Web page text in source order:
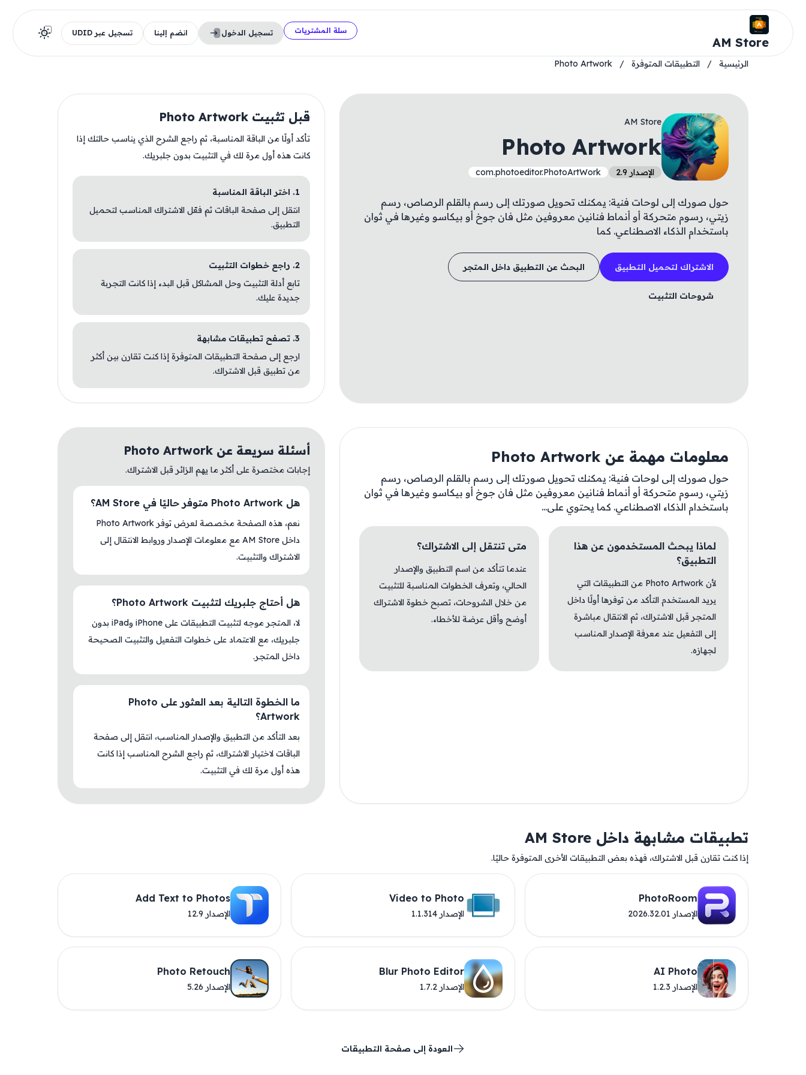
AM Store
سلة المشتريات تسجيل الدخول انضم إلينا تسجيل عبر UDID
الرئيسية / التطبيقات المتوفرة /
Photo Artwork
AM Store
Photo Artwork
الإصدار 2.9 com.photoeditor.PhotoArtWork
حول صورك إلى لوحات فنية: يمكنك تحويل صورتك إلى رسم بالقلم الرصاص، رسم
زيتي، رسوم متحركة أو أنماط فنانين معروفين مثل فان جوخ أو بيكاسو وغيرها في ثوان
باستخدام الذكاء الاصطناعي. كما
الاشتراك لتحميل التطبيق البحث عن التطبيق داخل المتجر
شروحات التثبيت
قبل تثبيت Photo Artwork
تأكد أولًا من الباقة المناسبة، ثم راجع الشرح الذي يناسب حالتك إذا
كانت هذه أول مرة لك في التثبيت بدون جلبريك.
1. اختر الباقة المناسبة
انتقل إلى صفحة الباقات ثم فعّل الاشتراك المناسب لتحميل
التطبيق.
2. راجع خطوات التثبيت
تابع أدلة التثبيت وحل المشاكل قبل البدء إذا كانت التجربة
جديدة عليك.
3. تصفح تطبيقات مشابهة
ارجع إلى صفحة التطبيقات المتوفرة إذا كنت تقارن بين أكثر
من تطبيق قبل الاشتراك.
معلومات مهمة عن Photo Artwork
حول صورك إلى لوحات فنية: يمكنك تحويل صورتك إلى رسم بالقلم الرصاص، رسم
زيتي، رسوم متحركة أو أنماط فنانين معروفين مثل فان جوخ أو بيكاسو وغيرها في ثوان
باستخدام الذكاء الاصطناعي. كما يحتوي على...
لماذا يبحث المستخدمون عن هذا
التطبيق؟
لأن Photo Artwork من التطبيقات التي
يريد المستخدم التأكد من توفرها أولًا داخل
المتجر قبل الاشتراك، ثم الانتقال مباشرة
إلى التفعيل عند معرفة الإصدار المناسب
لجهازه.
متى تنتقل إلى الاشتراك؟
عندما تتأكد من اسم التطبيق والإصدار
الحالي، وتعرف الخطوات المناسبة للتثبيت
من خلال الشروحات، تصبح خطوة الاشتراك
أوضح وأقل عرضة للأخطاء.
أسئلة سريعة عن Photo Artwork
إجابات مختصرة على أكثر ما يهم الزائر قبل الاشتراك.
هل Photo Artwork متوفر حاليًا في AM Store؟
نعم، هذه الصفحة مخصصة لعرض توفر Photo Artwork
داخل AM Store مع معلومات الإصدار وروابط الانتقال إلى
الاشتراك والتثبيت.
هل أحتاج جلبريك لتثبيت Photo Artwork؟
لا، المتجر موجه لتثبيت التطبيقات على iPhone وiPad بدون
جلبريك، مع الاعتماد على خطوات التفعيل والتثبيت الصحيحة
داخل المتجر.
ما الخطوة التالية بعد العثور على Photo
Artwork؟
بعد التأكد من التطبيق والإصدار المناسب، انتقل إلى صفحة
الباقات لاختيار الاشتراك، ثم راجع الشرح المناسب إذا كانت
هذه أول مرة لك في التثبيت.
تطبيقات مشابهة داخل AM Store
إذا كنت تقارن قبل الاشتراك، فهذه بعض التطبيقات الأخرى المتوفرة حاليًا.
PhotoRoom
الإصدار 2026.32.01
Video to Photo
الإصدار 1.1.314
Add Text to Photos
الإصدار 12.9
AI Photo
الإصدار 1.2.3
Blur Photo Editor
الإصدار 1.7.2
Photo Retouch
الإصدار 5.26
العودة إلى صفحة التطبيقات